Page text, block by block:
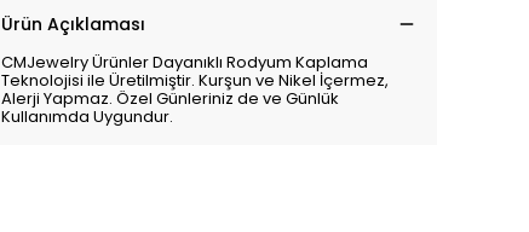
Ürün Açıklaması
CMJewelry Ürünler Dayanıklı Rodyum Kaplama
Teknolojisi ile Üretilmiştir. Kurşun ve Nikel İçermez,
Alerji Yapmaz. Özel Günleriniz de ve Günlük
Kullanımda Uygundur.